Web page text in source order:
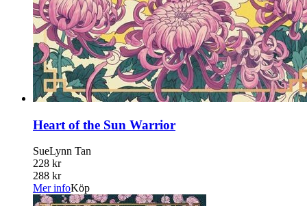
Heart of the Sun Warrior
SueLynn Tan
228 kr
288 kr
Mer infoKöp